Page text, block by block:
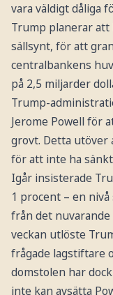
vara väldigt dåliga
Trump planerar att
sällsynt, för att
centralbankens
på 2,5 miljarder
Trump-
Jerome Powell för
grovt. Detta
för att inte ha
Igår insisterade
1 procent – en
från det
veckan utlöste
frågade lagstiftare
domstolen har
inte kan avsätta